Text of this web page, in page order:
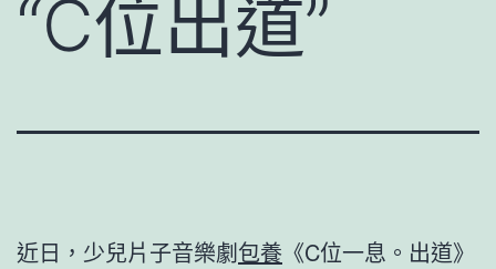
“C位出道”
近日，少兒片子音樂劇包養 《C位一息。出道》